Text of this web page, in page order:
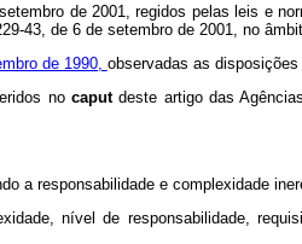
de 2001, regidos pelas leis e
43, de 6 de setembro de 2001, no
de 1990, observadas as disposições
no caputdeste artigo das
a responsabilidade e complexidade
nível de responsabilidade,